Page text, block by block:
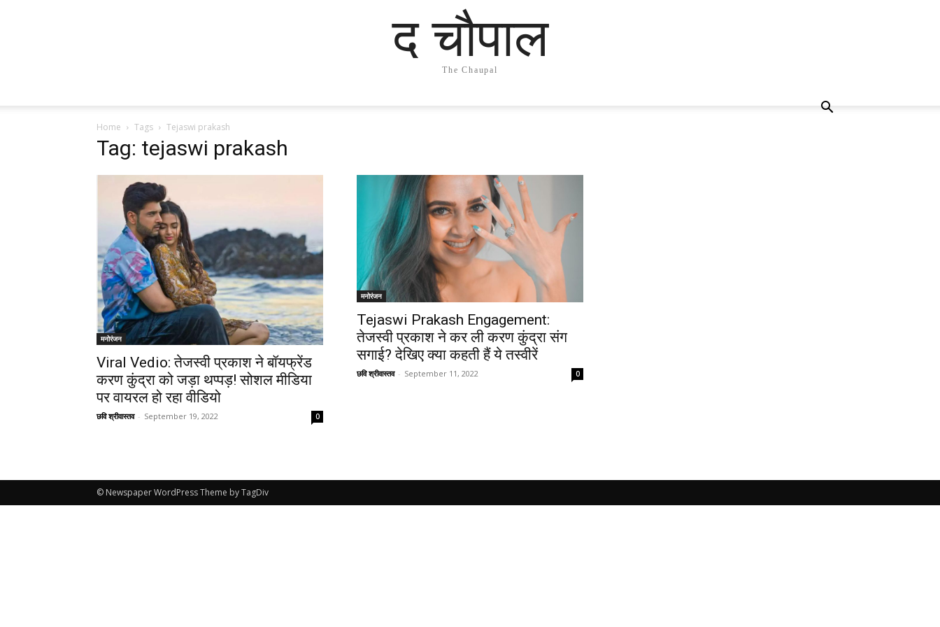
द चौपाल
The Chaupal
Home Tags Tejaswi prakash
Tag: tejaswi prakash
मनोरंजन
Viral Vedio: तेजस्वी प्रकाश ने बॉयफ्रेंड
करण कुंद्रा को जड़ा थप्पड़! सोशल मीडिया
पर वायरल हो रहा वीडियो
छवि श्रीवास्तव - September 19, 2022 0
मनोरंजन
Tejaswi Prakash Engagement:
तेजस्वी प्रकाश ने कर ली करण कुंद्रा संग
सगाई? देखिए क्या कहती हैं ये तस्वीरें
छवि श्रीवास्तव - September 11, 2022 0
© Newspaper WordPress Theme by TagDiv